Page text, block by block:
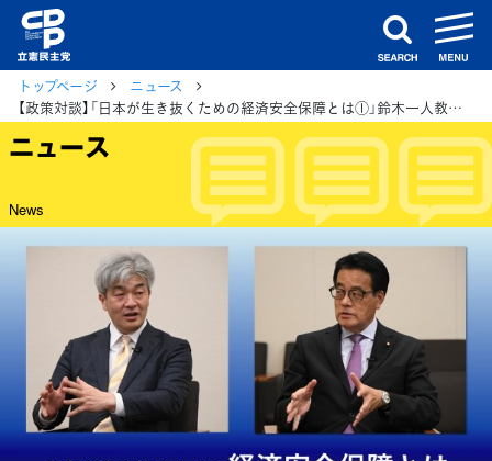
search
トップページ
ニュース
【政策対談】「日本が生き抜くための経済安全保障とは①」鈴木一人教授×岡田克也議員
ニュース
News